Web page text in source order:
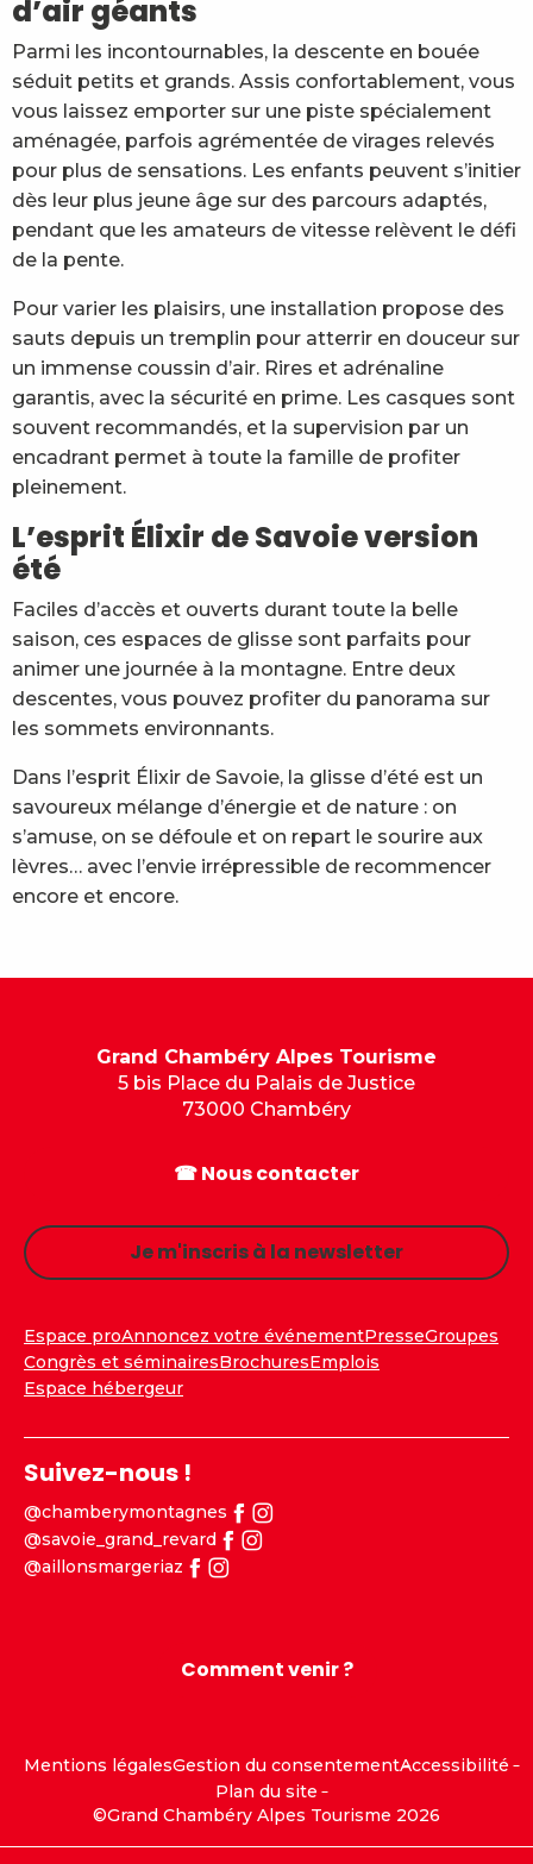
d’air géants
Parmi les incontournables, la descente en bouée
séduit petits et grands. Assis confortablement, vous
vous laissez emporter sur une piste spécialement
aménagée, parfois agrémentée de virages relevés
pour plus de sensations. Les enfants peuvent s’initier
dès leur plus jeune âge sur des parcours adaptés,
pendant que les amateurs de vitesse relèvent le défi
de la pente.
Pour varier les plaisirs, une installation propose des
sauts depuis un tremplin pour atterrir en douceur sur
un immense coussin d’air. Rires et adrénaline
garantis, avec la sécurité en prime. Les casques sont
souvent recommandés, et la supervision par un
encadrant permet à toute la famille de profiter
pleinement.
L’esprit Élixir de Savoie version
été
Faciles d’accès et ouverts durant toute la belle
saison, ces espaces de glisse sont parfaits pour
animer une journée à la montagne. Entre deux
descentes, vous pouvez profiter du panorama sur
les sommets environnants.
Dans l’esprit Élixir de Savoie, la glisse d’été est un
savoureux mélange d’énergie et de nature : on
s’amuse, on se défoule et on repart le sourire aux
lèvres… avec l’envie irrépressible de recommencer
encore et encore.
Grand Chambéry Alpes Tourisme
5 bis Place du Palais de Justice
73000 Chambéry
☎ Nous contacter
Je m'inscris à la newsletter
Espace proAnnoncez votre événementPresseGroupes
Congrès et séminairesBrochuresEmplois
Espace hébergeur
Suivez-nous !
@chamberymontagnes
@savoie_grand_revard
@aillonsmargeriaz
Comment venir ?
Mentions légalesGestion du consentementAccessibilité
Plan du site
©Grand Chambéry Alpes Tourisme 2026